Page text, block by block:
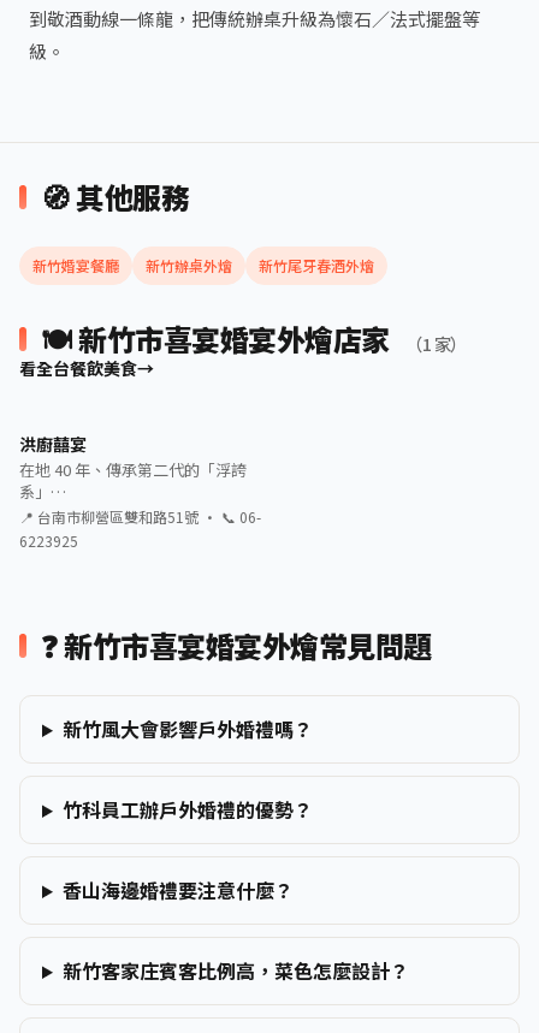
到敬酒動線一條龍，把傳統辦桌升級為懷石／法式擺盤等
級。
🧭 其他服務
新竹婚宴餐廳 新竹辦桌外燴 新竹尾牙春酒外燴
🍽️ 新竹市喜宴婚宴外燴店家 （1 家）
看全台餐飲美食
洪廚囍宴
在地 40 年、傳承第二代的「浮誇
系」…
📍 台南市柳營區雙和路51號 · 📞 06-
6223925
❓ 新竹市喜宴婚宴外燴常見問題
新竹風大會影響戶外婚禮嗎？
竹科員工辦戶外婚禮的優勢？
香山海邊婚禮要注意什麼？
新竹客家庄賓客比例高，菜色怎麼設計？